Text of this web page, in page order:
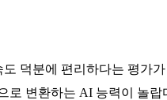
덕분에 편리하다는 평가
로 변환하는 AI 능력이 놀랍